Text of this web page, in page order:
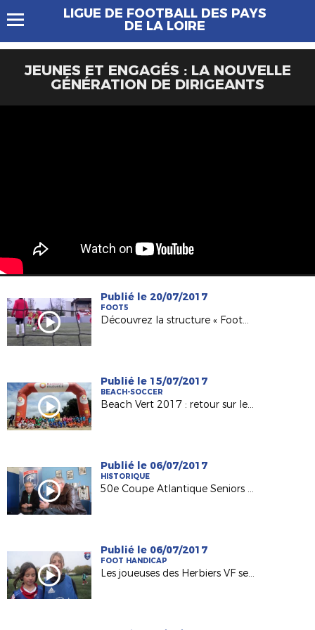
LIGUE DE FOOTBALL DES PAYS
DE LA LOIRE
JEUNES ET ENGAGÉS : LA NOUVELLE
GÉNÉRATION DE DIRIGEANTS
Publié le 20/07/2017
FOOT5
Découvrez la structure « Foot5 Mobile FFF » !
Publié le 15/07/2017
BEACH-SOCCER
Beach Vert 2017 : retour sur les 4 étapes de la 1ère semaine !
Publié le 06/07/2017
HISTORIQUE
50e Coupe Atlantique Seniors : Retour sur la victoire de l'ASPTT Nantes en 1982
Publié le 06/07/2017
FOOT HANDICAP
Les joueuses des Herbiers VF sensibilisées au football adapté